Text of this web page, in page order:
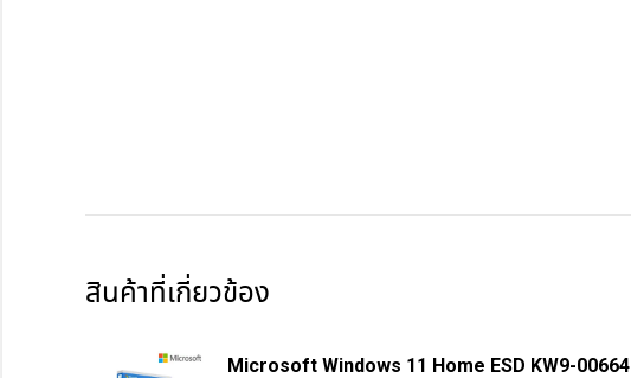
สินค้าที่เกี่ยวข้อง
Microsoft Windows 11 Home ESD KW9-00664